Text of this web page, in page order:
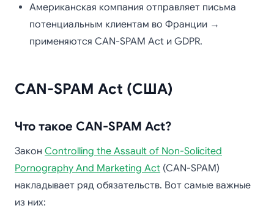
Американская компания отправляет письма
потенциальным клиентам во Франции →
применяются CAN-SPAM Act и GDPR.
CAN-SPAM Act (США)
Что такое CAN-SPAM Act?
Закон Controlling the Assault of Non-Solicited
Pornography And Marketing Act (CAN-SPAM)
накладывает ряд обязательств. Вот самые важные
из них: